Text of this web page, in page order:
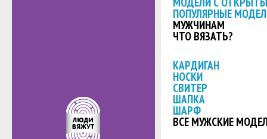
ПОПУЛЯРНЫЕ
МУЖЧИНАМ
ЧТО ВЯЗАТЬ?
КАРДИГАН
НОСКИ
СВИТЕР
ШАПКА
ШАРФ
ВСЕ МУЖСКИЕ